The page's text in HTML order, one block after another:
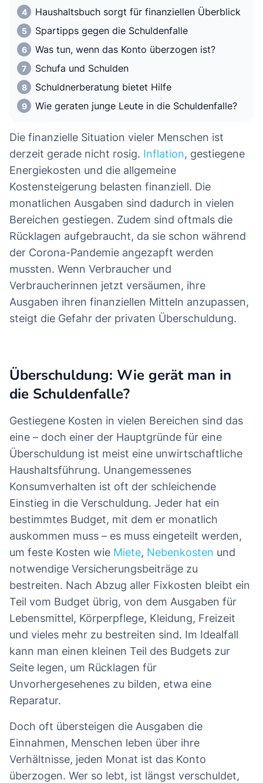
Haushaltsbuch sorgt für finanziellen Überblick
Spartipps gegen die Schuldenfalle
Was tun, wenn das Konto überzogen ist?
Schufa und Schulden
Schuldnerberatung bietet Hilfe
Wie geraten junge Leute in die Schuldenfalle?
Die finanzielle Situation vieler Menschen ist
derzeit gerade nicht rosig. Inflation, gestiegene
Energiekosten und die allgemeine
Kostensteigerung belasten finanziell. Die
monatlichen Ausgaben sind dadurch in vielen
Bereichen gestiegen. Zudem sind oftmals die
Rücklagen aufgebraucht, da sie schon während
der Corona-Pandemie angezapft werden
mussten. Wenn Verbraucher und
Verbraucherinnen jetzt versäumen, ihre
Ausgaben ihren finanziellen Mitteln anzupassen,
steigt die Gefahr der privaten Überschuldung.
Überschuldung: Wie gerät man in
die Schuldenfalle?
Gestiegene Kosten in vielen Bereichen sind das
eine – doch einer der Hauptgründe für eine
Überschuldung ist meist eine unwirtschaftliche
Haushaltsführung. Unangemessenes
Konsumverhalten ist oft der schleichende
Einstieg in die Verschuldung. Jeder hat ein
bestimmtes Budget, mit dem er monatlich
auskommen muss – es muss eingeteilt werden,
um feste Kosten wie Miete, Nebenkosten und
notwendige Versicherungsbeiträge zu
bestreiten. Nach Abzug aller Fixkosten bleibt ein
Teil vom Budget übrig, von dem Ausgaben für
Lebensmittel, Körperpflege, Kleidung, Freizeit
und vieles mehr zu bestreiten sind. Im Idealfall
kann man einen kleinen Teil des Budgets zur
Seite legen, um Rücklagen für
Unvorhergesehenes zu bilden, etwa eine
Reparatur.
Doch oft übersteigen die Ausgaben die
Einnahmen, Menschen leben über ihre
Verhältnisse, jeden Monat ist das Konto
überzogen. Wer so lebt, ist längst verschuldet,